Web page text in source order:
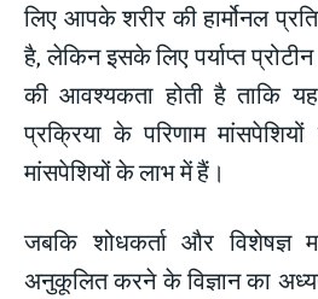
लिए आपके शरीर की हार्मोनल
है, लेकिन इसके लिए पर्याप्त
की आवश्यकता होती है ताकि
प्रक्रिया के परिणाम
मांसपेशियों के लाभ में हैं।
जबकि शोधकर्ता और विशेषज्ञ
अनुकूलित करने के विज्ञान का